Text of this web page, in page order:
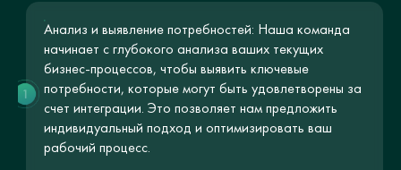
Анализ и выявление потребностей: Наша команда
начинает с глубокого анализа ваших текущих
бизнес-процессов, чтобы выявить ключевые
потребности, которые могут быть удовлетворены за
счет интеграции. Это позволяет нам предложить
индивидуальный подход и оптимизировать ваш
рабочий процесс.
1